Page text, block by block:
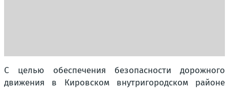
С целью обеспечения безопасности дорожного
движения в Кировском внутригородском районе